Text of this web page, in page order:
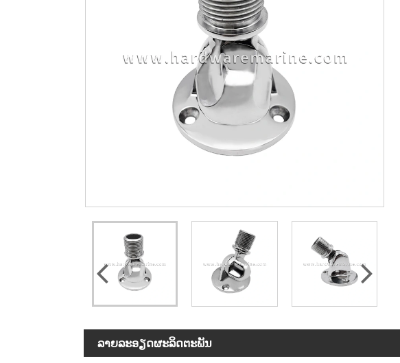
ລາຍ​ລະ​ອຽດ​ຜະ​ລິດ​ຕະ​ພັນ